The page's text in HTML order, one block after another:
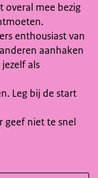
overal mee bezig
enthousiast van
aanhaken
als
Leg bij de start
geef niet te snel